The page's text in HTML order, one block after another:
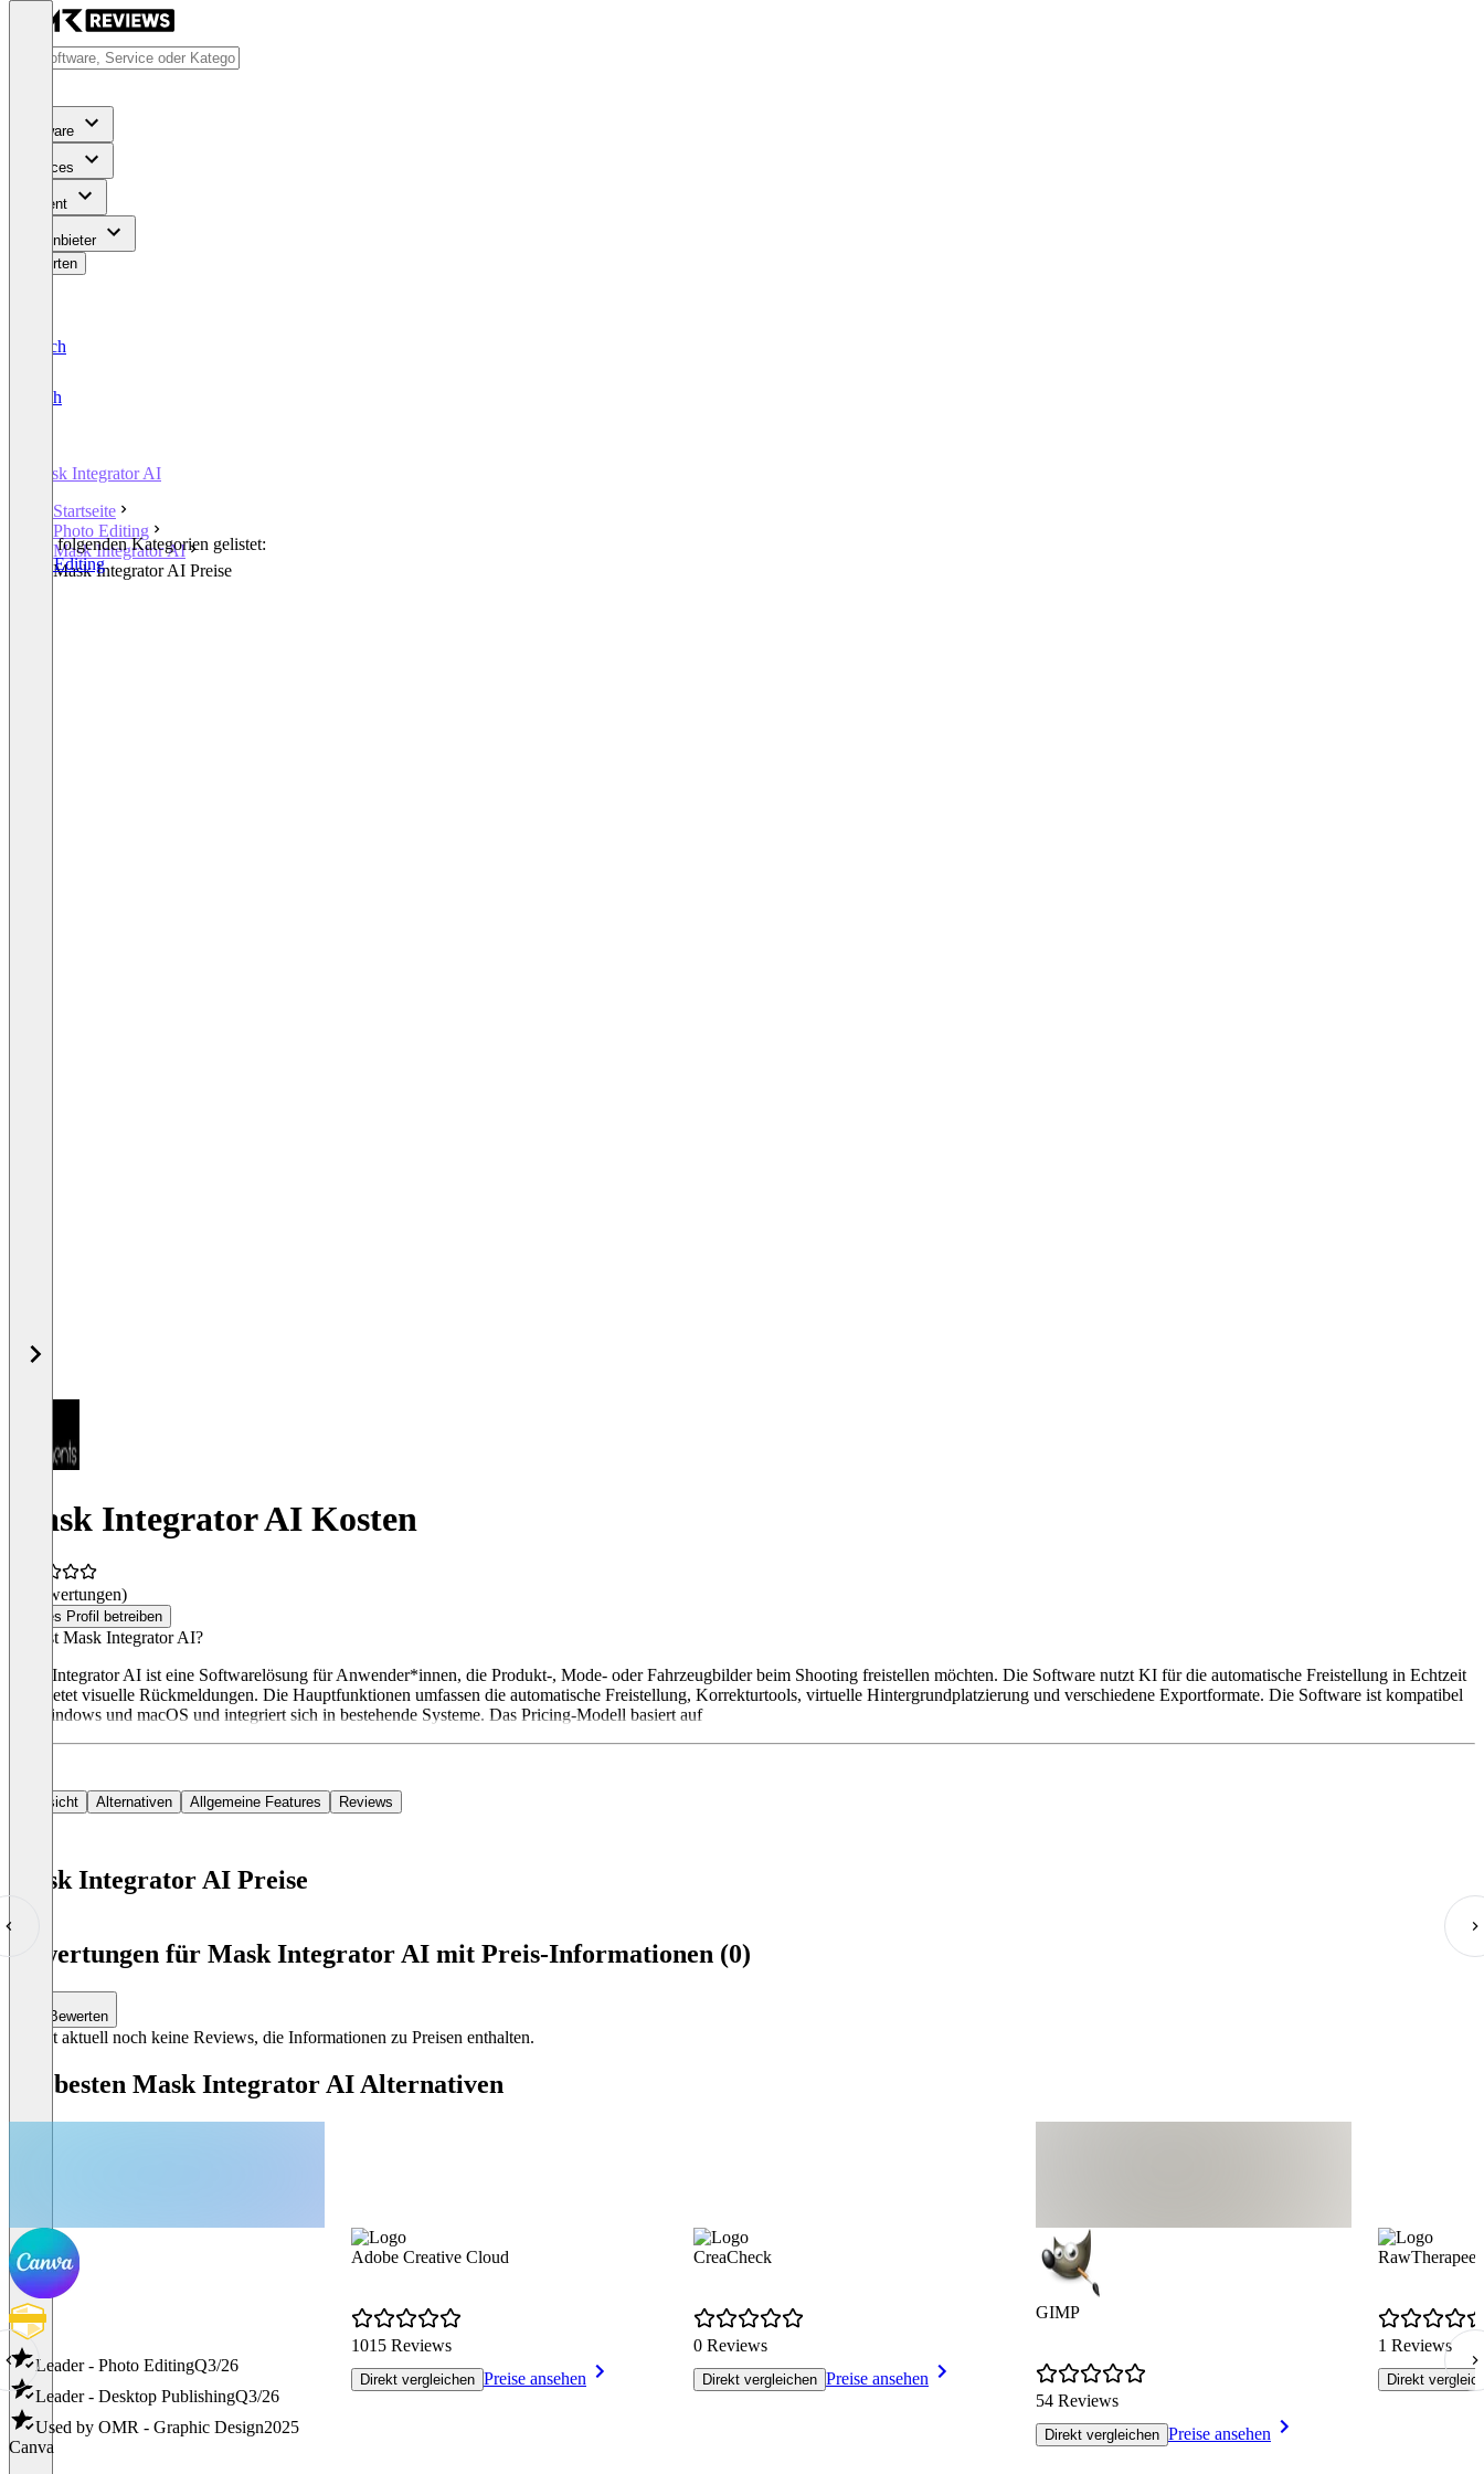
Software
Services
Content
Für Anbieter
Bewerten
Deutsch
English
Mask Integrator AI
Startseite
Photo Editing
Mask Integrator AI
Mask Integrator AI Preise
In den folgenden Kategorien gelistet:
Photo Editing
Mask Integrator AI Kosten
(0 Bewertungen)
Dieses Profil betreiben
Was ist Mask Integrator AI?
Mask Integrator AI ist eine Softwarelösung für Anwender*innen, die Produkt-, Mode- oder Fahrzeugbilder beim Shooting freistellen möchten. Die Software nutzt KI für die automatische Freistellung in Echtzeit
und bietet visuelle Rückmeldungen. Die Hauptfunktionen umfassen die automatische Freistellung, Korrekturtools, virtuelle Hintergrundplatzierung und verschiedene Exportformate. Die Software ist kompatibel
mit Windows und macOS und integriert sich in bestehende Systeme. Das Pricing-Modell basiert auf
Übersicht Alternativen Allgemeine Features Reviews
Mask Integrator AI Preise
Item
Bewertungen für Mask Integrator AI mit Preis-Informationen (0)
Bewerten
Es gibt aktuell noch keine Reviews, die Informationen zu Preisen enthalten.
Die besten Mask Integrator AI Alternativen
Leader - Photo EditingQ3/26
Leader - Desktop PublishingQ3/26
Used by OMR - Graphic Design2025
Canva
Adobe Creative Cloud
1015 Reviews
Direkt vergleichen Preise ansehen
CreaCheck
0 Reviews
Direkt vergleichen Preise ansehen
GIMP
54 Reviews
Direkt vergleichen Preise ansehen
RawTherapee
1 Reviews
Direkt